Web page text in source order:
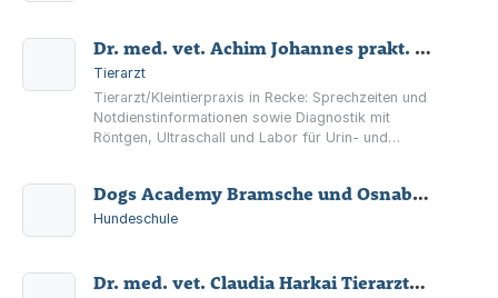
Dr. med. vet. Achim Johannes prakt. Tierarzt
Tierarzt
Tierarzt/Kleintierpraxis in Recke: Sprechzeiten und
Notdienstinformationen sowie Diagnostik mit
Röntgen, Ultraschall und Labor für Urin- und
Dogs Academy Bramsche und Osnabrück
Hundeschule
Dr. med. vet. Claudia Harkai Tierarztpraxis